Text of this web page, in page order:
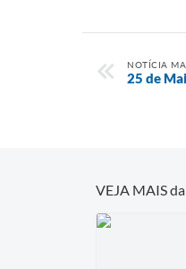
NOTÍCIA
25 de
VEJA MAIS